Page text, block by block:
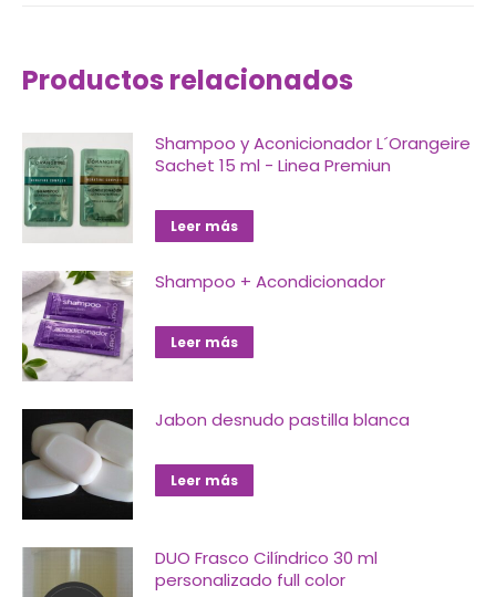
Productos relacionados
Shampoo y Aconicionador L´Orangeire
Sachet 15 ml - Linea Premiun
Leer más
Shampoo + Acondicionador
Leer más
Jabon desnudo pastilla blanca
Leer más
DUO Frasco Cilíndrico 30 ml
personalizado full color